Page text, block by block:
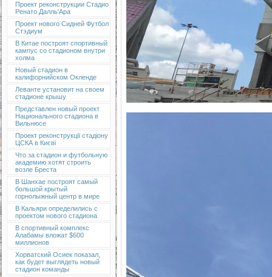
Проект реконструкции Стадио
Ренато Далль'Ара
Проект нового Сидней Футбол
Стэдиум
В Китае построят спортивный
кампус со стадионом внутри
холма
Новый стадион в
калифорнийском Окленде
Леванте установит на своем
стадионе крышу
Представлен новый проект
Национального стадиона в
Вильнюсе
Проект реконструкції стадіону
ЦСКА в Києві
Что за стадион и футбольную
академию хотят строить
возле Бреста
В Шанхае построят самый
большой крытый
горнолыжный центр в мире
В Кальяри определились с
проектом нового стадиона
В спортивный комплекс
Алабамы вложат $600
миллионов
Хорватский Осиек показал,
как будет выглядеть новый
стадион команды